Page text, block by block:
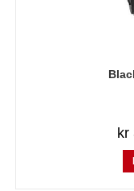
kr